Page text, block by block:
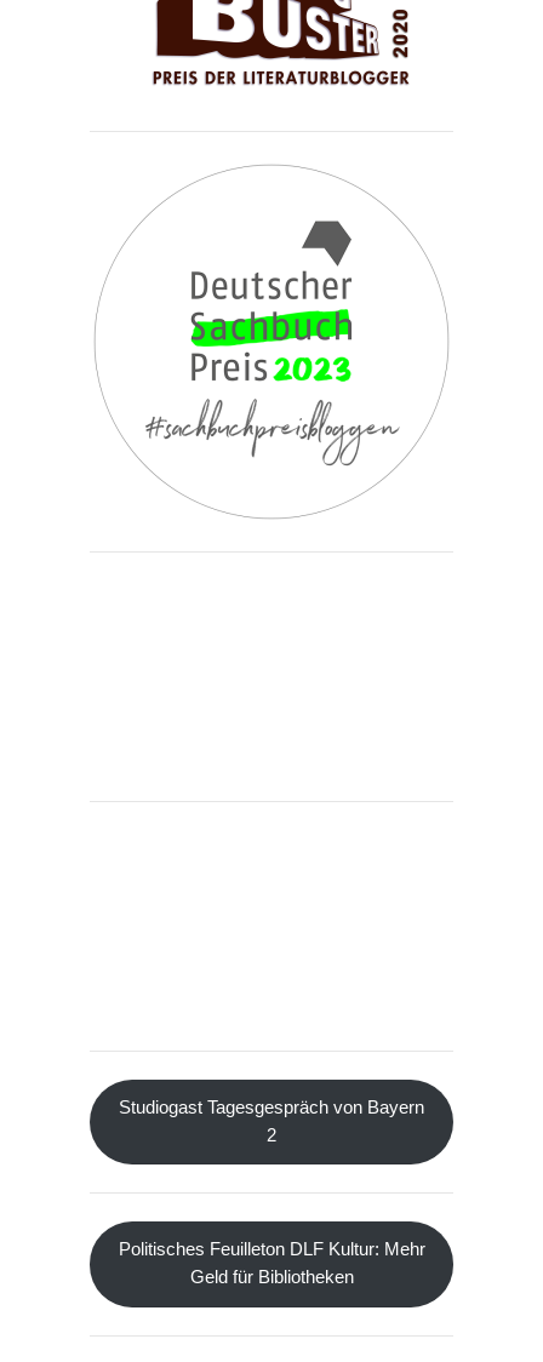
Studiogast Tagesgespräch von Bayern
2
Politisches Feuilleton DLF Kultur: Mehr
Geld für Bibliotheken